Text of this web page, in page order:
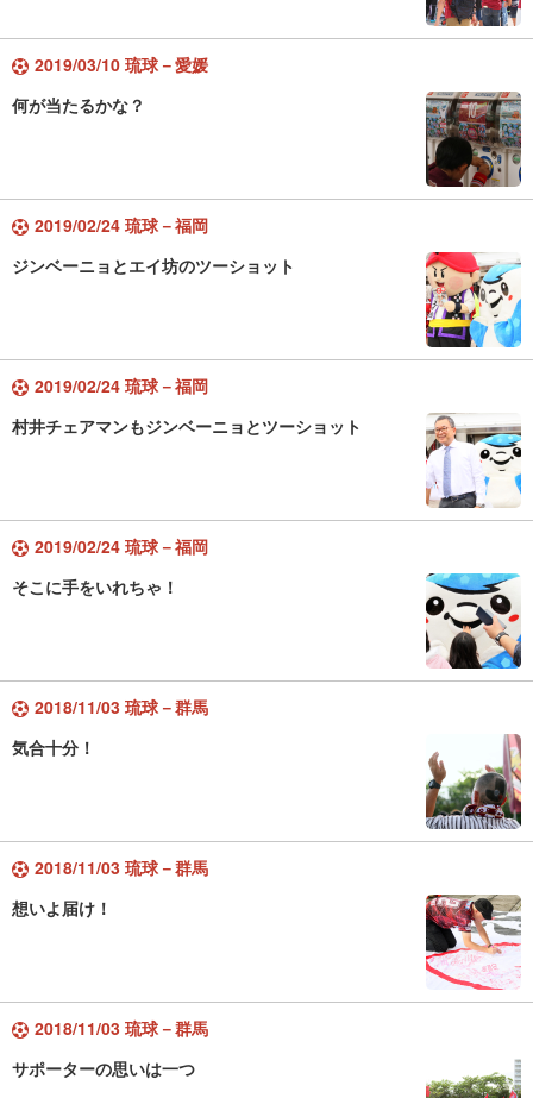
2019/03/10 琉球－愛媛
何が当たるかな？
2019/02/24 琉球－福岡
ジンベーニョとエイ坊のツーショット
2019/02/24 琉球－福岡
村井チェアマンもジンベーニョとツーショット
2019/02/24 琉球－福岡
そこに手をいれちゃ！
2018/11/03 琉球－群馬
気合十分！
2018/11/03 琉球－群馬
想いよ届け！
2018/11/03 琉球－群馬
サポーターの思いは一つ